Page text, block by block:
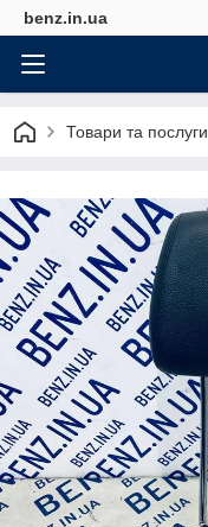
benz.in.ua
Товари та послуги